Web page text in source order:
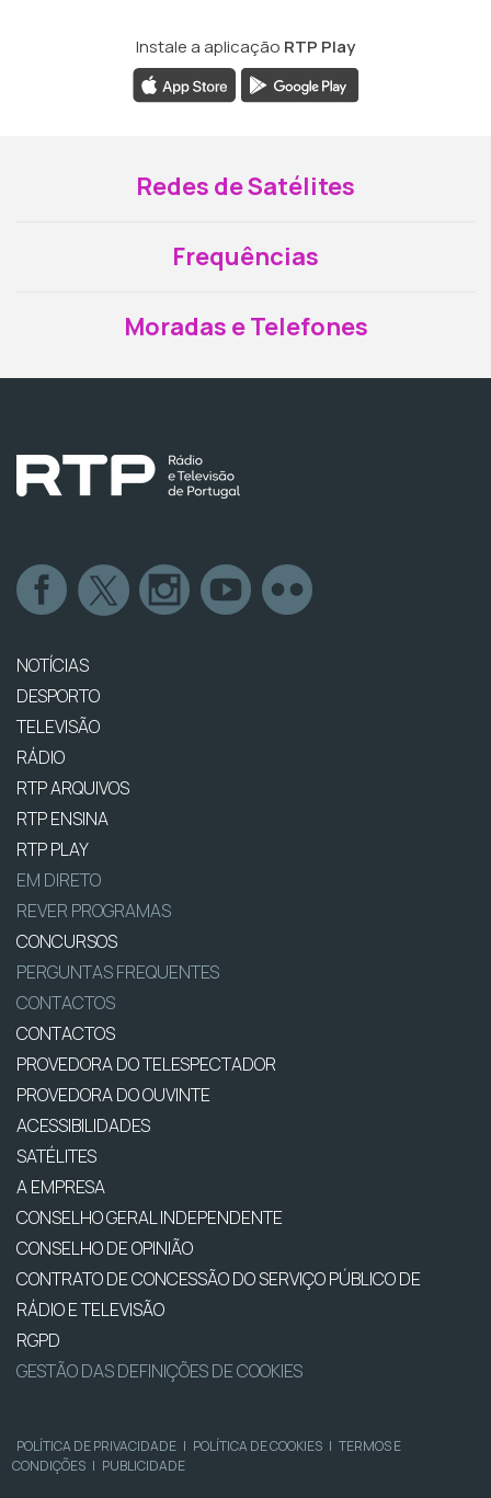
Instale a aplicação RTP Play
Redes de Satélites
Frequências
Moradas e Telefones
NOTÍCIAS
DESPORTO
TELEVISÃO
RÁDIO
RTP ARQUIVOS
RTP ENSINA
RTP PLAY
EM DIRETO
REVER PROGRAMAS
CONCURSOS
PERGUNTAS FREQUENTES
CONTACTOS
CONTACTOS
PROVEDORA DO TELESPECTADOR
PROVEDORA DO OUVINTE
ACESSIBILIDADES
SATÉLITES
A EMPRESA
CONSELHO GERAL INDEPENDENTE
CONSELHO DE OPINIÃO
CONTRATO DE CONCESSÃO DO SERVIÇO PÚBLICO DE
RÁDIO E TELEVISÃO
RGPD
GESTÃO DAS DEFINIÇÕES DE COOKIES
POLÍTICA DE PRIVACIDADE | POLÍTICA DE COOKIES | TERMOS E
CONDIÇÕES | PUBLICIDADE